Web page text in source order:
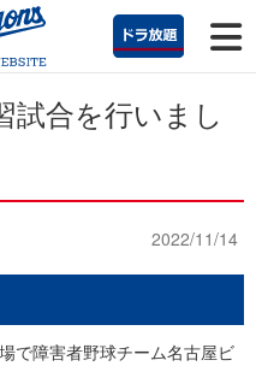
試合を行いまし
2022/11/14
で障害者野球チーム名古屋ビ